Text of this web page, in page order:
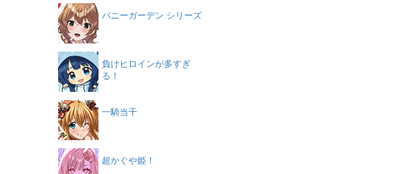
バニーガーデン シリーズ
負けヒロインが多すぎ
る！
一騎当千
超かぐや姫！